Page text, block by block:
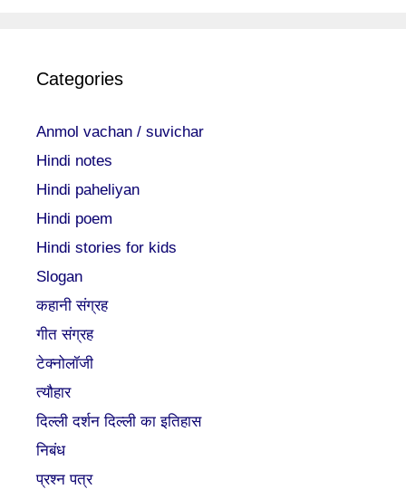
Categories
Anmol vachan / suvichar
Hindi notes
Hindi paheliyan
Hindi poem
Hindi stories for kids
Slogan
कहानी संग्रह
गीत संग्रह
टेक्नोलॉजी
त्यौहार
दिल्ली दर्शन दिल्ली का इतिहास
निबंध
प्रश्न पत्र